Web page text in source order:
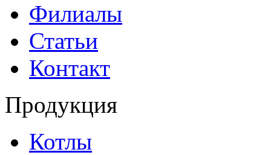
Филиалы
Статьи
Контакт
Продукция
Котлы